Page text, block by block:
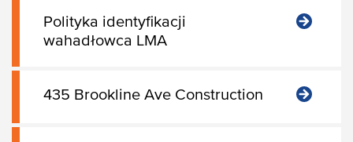
Polityka identyfikacji
wahadłowca LMA
435 Brookline Ave Construction